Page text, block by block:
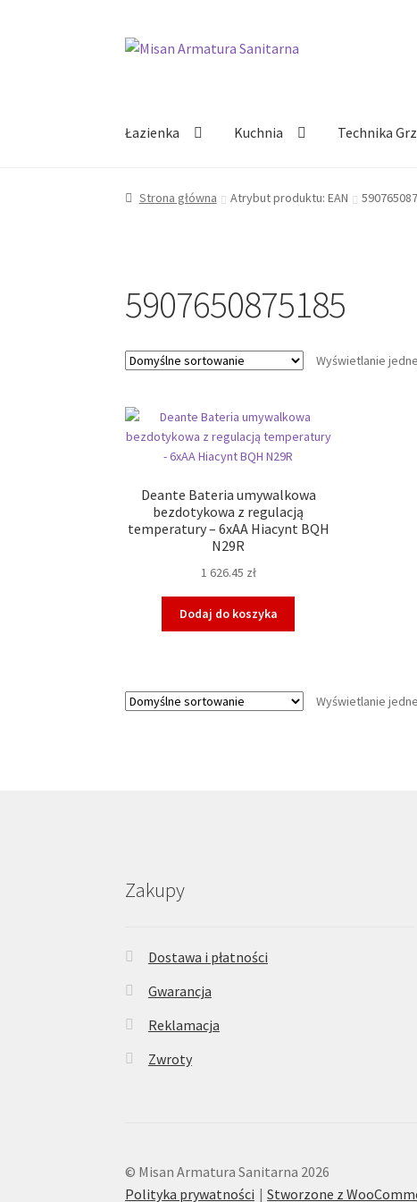
Przejdź
Przejdź
Łazienka Kuchnia Technika
Strona główna Atrybut produktu: EAN
5907650875185
Wyświetlanie
Deante Bateria umywalkowa
bezdotykowa z regulacją
temperatury – 6xAA Hiacynt BQH
N29R
1 626.45 zł
Dodaj do koszyka
Wyświetlanie
Zakupy
Dostawa i płatności
Gwarancja
Reklamacja
Zwroty
© Misan Armatura Sanitarna 2026
Polityka prywatności
Stworzone z